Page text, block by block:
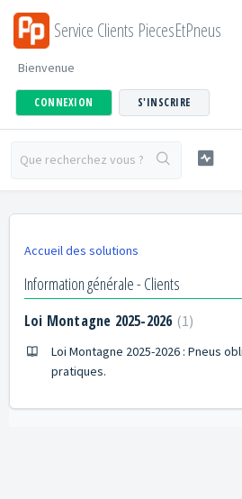
Service Clients PiecesEtPneus
Bienvenue
CONNEXION S'INSCRIRE
Accueil des solutions
Information générale - Clients
Loi Montagne 2025-2026 1
Loi Montagne 2025-2026 : Pneus
pratiques.